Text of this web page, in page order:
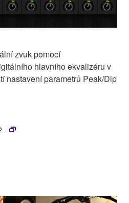
zvuk pomocí
hlavního ekvalizéru v
nastavení parametrů Peak/Dip